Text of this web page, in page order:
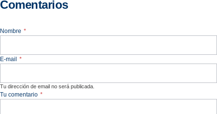
Comentarios
Nombre *
E-mail *
Tu dirección de email no será publicada.
Tu comentario *